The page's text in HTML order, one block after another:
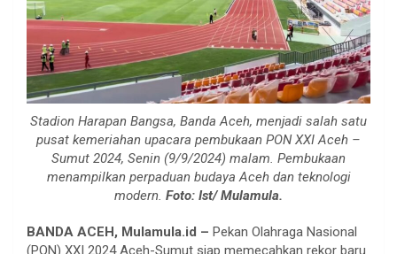
Stadion Harapan Bangsa, Banda Aceh, menjadi salah satu
pusat kemeriahan upacara pembukaan PON XXI Aceh –
Sumut 2024, Senin (9/9/2024) malam. Pembukaan
menampilkan perpaduan budaya Aceh dan teknologi
modern. Foto: Ist/ Mulamula.
BANDA ACEH, Mulamula.id – Pekan Olahraga Nasional
(PON) XXI 2024 Aceh-Sumut siap memecahkan rekor baru